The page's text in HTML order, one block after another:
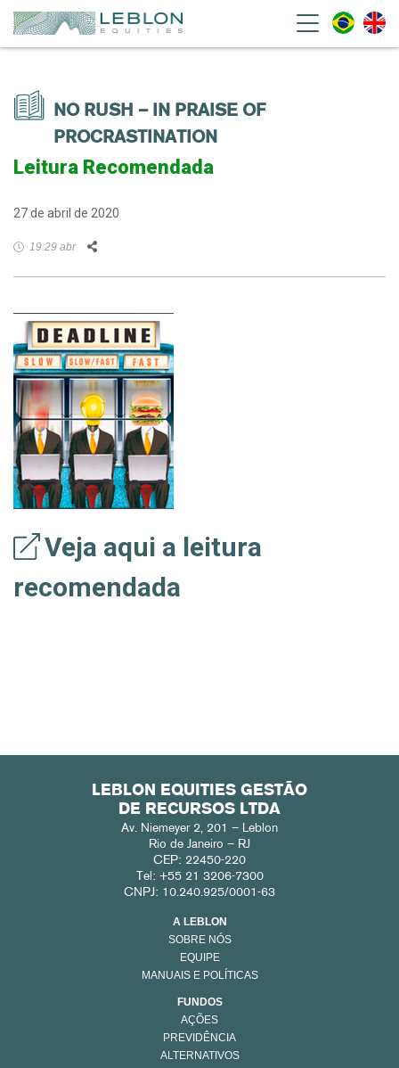
NO RUSH – IN PRAISE OF
PROCRASTINATION
Leitura Recomendada
27 de abril de 2020
19:29 abr
Veja aqui a leitura
recomendada
LEBLON EQUITIES GESTÃO
DE RECURSOS LTDA
Av. Niemeyer 2, 201 – Leblon
Rio de Janeiro – RJ
CEP: 22450-220
Tel: +55 21 3206-7300
CNPJ: 10.240.925/0001-63
A LEBLON
SOBRE NÓS
EQUIPE
MANUAIS E POLÍTICAS
FUNDOS
AÇÕES
PREVIDÊNCIA
ALTERNATIVOS